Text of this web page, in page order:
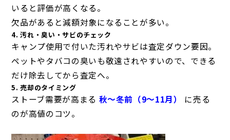
いると評価が高くなる。
欠品があると減額対象になることが多い。
4. 汚れ・臭い・サビのチェック
キャンプ使用で付いた汚れやサビは査定ダウン要因。
ペットやタバコの臭いも敬遠されやすいので、できる
だけ除去してから査定へ。
5. 売却のタイミング
ストーブ需要が高まる 秋〜冬前（9〜11月）
に売る
のが高値のコツ。